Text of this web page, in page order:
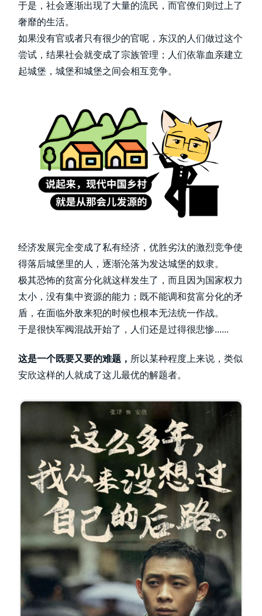
于是，社会逐渐出现了大量的流民，而官僚们则过上了
奢靡的生活。
如果没有官或者只有很少的官呢，东汉的人们做过这个
尝试，结果社会就变成了宗族管理；人们依靠血亲建立
起城堡，城堡和城堡之间会相互竞争。
经济发展完全变成了私有经济，优胜劣汰的激烈竞争使
得落后城堡里的人，逐渐沦落为发达城堡的奴隶。
极其恐怖的贫富分化就这样发生了，而且因为国家权力
太小，没有集中资源的能力；既不能调和贫富分化的矛
盾，在面临外敌来犯的时候也根本无法统一作战。
于是很快军阀混战开始了，人们还是过得很悲惨......
这是一个既要又要的难题， 所以某种程度上来说，类似
安欣这样的人就成了这儿最优的解题者。